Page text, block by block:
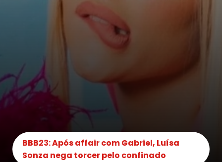
BBB23: Após affair com Gabriel, Luísa
Sonza nega torcer pelo confinado